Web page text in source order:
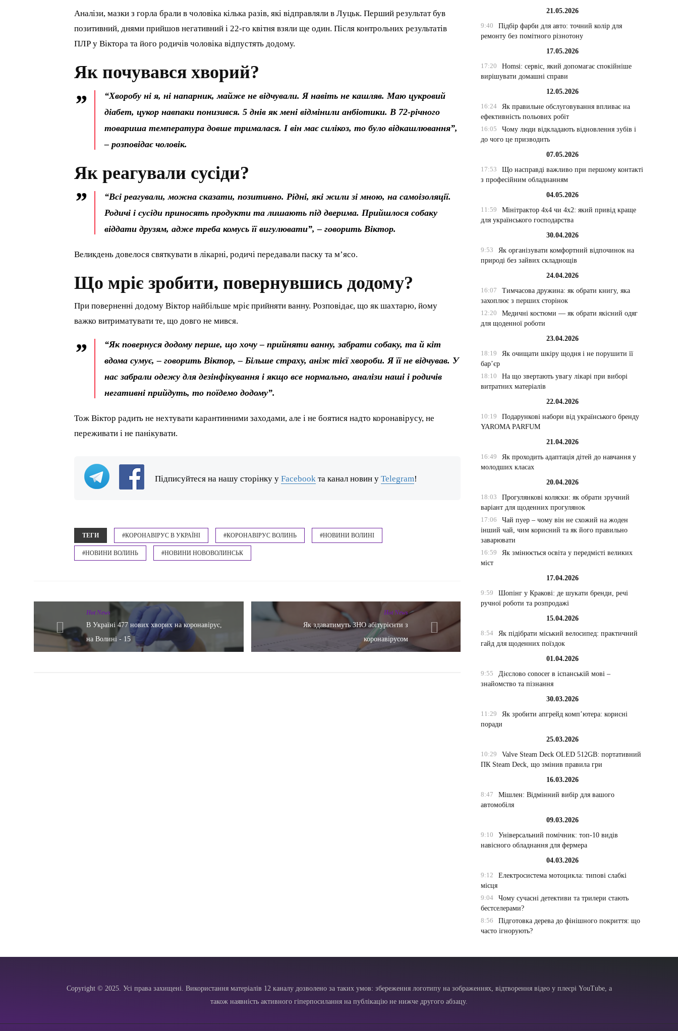
Аналізи, мазки з горла брали в чоловіка кілька разів, які відправляли в Луцьк. Перший результат був
позитивний, днями прийшов негативний і 22-го квітня взяли ще один. Після контрольних результатів
ПЛР у Віктора та його родичів чоловіка відпустять додому.
Як почувався хворий?
“Хворобу ні я, ні напарник, майже не відчували. Я навіть не кашляв. Маю цукровий
діабет, цукор навпаки понизився. 5 днів як мені відмінили анбіотики. В 72-річного
товариша температура довше трималася. І він має силікоз, то було відкашлювання”,
– розповідає чоловік.
Як реагували сусіди?
“Всі реагували, можна сказати, позитивно. Рідні, які жили зі мною, на самоізоляції.
Родичі і сусіди приносять продукти та лишають під дверима. Прийшлося собаку
віддати друзям, адже треба комусь її вигулювати”, – говорить Віктор.
Великдень довелося святкувати в лікарні, родичі передавали паску та м’ясо.
Що мріє зробити, повернувшись додому?
При поверненні додому Віктор найбільше мріє прийняти ванну. Розповідає, що як шахтарю, йому
важко витриматувати те, що довго не мився.
“Як повернуся додому перше, що хочу – прийняти ванну, забрати собаку, та й кіт
вдома сумує, – говорить Віктор, – Більше страху, аніж тієї хвороби. Я її не відчував. У
нас забрали одежу для дезінфікування і якщо все нормально, аналізи наші і родичів
негативні прийдуть, то поїдемо додому”.
Тож Віктор радить не нехтувати карантинними заходами, але і не боятися надто коронавірусу, не
переживати і не панікувати.
Підписуйтеся на нашу сторінку уFacebook та канал новин уTelegram!
ТЕГИ #КОРОНАВІРУС В УКРАЇНІ #КОРОНАВІРУС ВОЛИНЬ #НОВИНИ ВОЛИНІ
#НОВИНИ ВОЛИНЬ #НОВИНИ НОВОВОЛИНСЬК
Hot News
В Україні 477 нових хворих на коронавірус,
на Волині - 15
Hot News
Як здаватимуть ЗНО абітурієнти з
коронавірусом
21.05.2026
9:40
Підбір фарби для авто: точний колір для
ремонту без помітного різнотону
17.05.2026
17:20
Homsi: сервіс, який допомагає спокійніше
вирішувати домашні справи
12.05.2026
16:24
Як правильне обслуговування впливає на
ефективність польових робіт
16:05
Чому люди відкладають відновлення зубів і
до чого це призводить
07.05.2026
17:53
Що насправді важливо при першому контакті
з професійним обладнанням
04.05.2026
11:59
Мінітрактор 4х4 чи 4х2: який привід краще
для українського господарства
30.04.2026
9:53
Як організувати комфортний відпочинок на
природі без зайвих складнощів
24.04.2026
16:07
Тимчасова дружина: як обрати книгу, яка
захоплює з перших сторінок
12:20
Медичні костюми — як обрати якісний одяг
для щоденної роботи
23.04.2026
18:19
Як очищати шкіру щодня і не порушити її
бар’єр
18:10
На що звертають увагу лікарі при виборі
витратних матеріалів
22.04.2026
10:19
Подарункові набори від українського бренду
YAROMA PARFUM
21.04.2026
16:49
Як проходить адаптація дітей до навчання у
молодших класах
20.04.2026
18:03
Прогулянкові коляски: як обрати зручний
варіант для щоденних прогулянок
17:06
Чай пуер – чому він не схожий на жоден
інший чай, чим корисний та як його правильно
заварювати
16:59
Як змінюється освіта у передмісті великих
міст
17.04.2026
9:59
Шопінг у Кракові: де шукати бренди, речі
ручної роботи та розпродажі
15.04.2026
8:54
Як підібрати міський велосипед: практичний
гайд для щоденних поїздок
01.04.2026
9:55
Дієслово conocer в іспанській мові –
знайомство та пізнання
30.03.2026
11:29
Як зробити апгрейд комп’ютера: корисні
поради
25.03.2026
10:29
Valve Steam Deck OLED 512GB: портативний
ПК Steam Deck, що змінив правила гри
16.03.2026
8:47
Мішлен: Відмінний вибір для вашого
автомобіля
09.03.2026
9:10
Універсальний помічник: топ-10 видів
навісного обладнання для фермера
04.03.2026
9:12
Електросистема мотоцикла: типові слабкі
місця
9:04
Чому сучасні детективи та трилери стають
бестселерами?
8:56
Підготовка дерева до фінішного покриття: що
часто ігнорують?
Copyright © 2025. Усі права захищені. Використання матеріалів 12 каналу дозволено за таких умов: збереження логотипу на зображеннях, відтворення відео у плеєрі YouTube, а
також наявність активного гіперпосилання на публікацію не нижче другого абзацу.